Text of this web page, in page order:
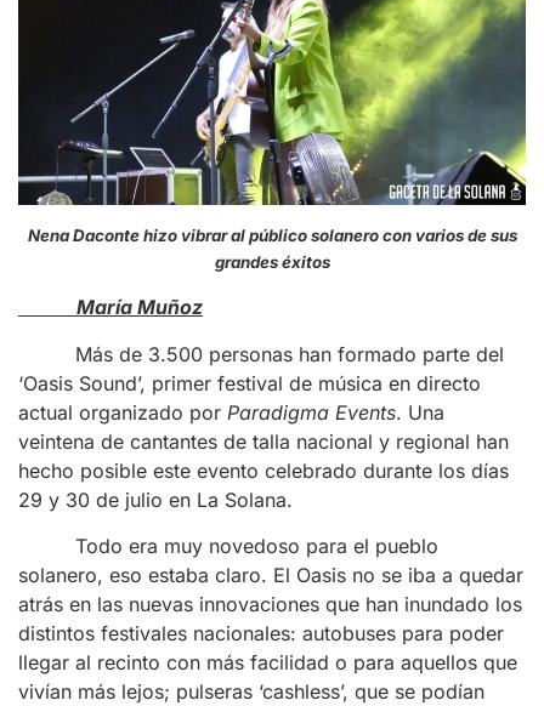
Nena Daconte hizo vibrar al público solanero con varios de sus
grandes éxitos
María Muñoz
Más de 3.500 personas han formado parte del
‘Oasis Sound’, primer festival de música en directo
actual organizado por Paradigma Events. Una
veintena de cantantes de talla nacional y regional han
hecho posible este evento celebrado durante los días
29 y 30 de julio en La Solana.
Todo era muy novedoso para el pueblo
solanero, eso estaba claro. El Oasis no se iba a quedar
atrás en las nuevas innovaciones que han inundado los
distintos festivales nacionales: autobuses para poder
llegar al recinto con más facilidad o para aquellos que
vivían más lejos; pulseras ‘cashless’, que se podían